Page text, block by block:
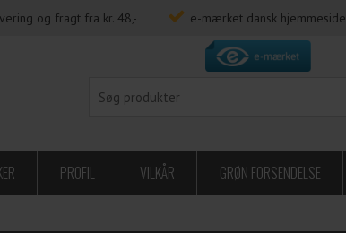
og fragt fra kr. 48,- e-mærket dansk hjemmeside
PROFIL VILKÅR GRØN FORSENDELSE